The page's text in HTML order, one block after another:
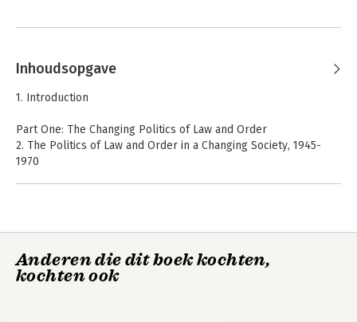
Inhoudsopgave
1. Introduction
Part One: The Changing Politics of Law and Order
2. The Politics of Law and Order in a Changing Society, 1945-
1970
6. Leaving the Past Behind
7. Pressure-Group and Interest-Group Politics
Anderen die dit boek kochten,
kochten ook